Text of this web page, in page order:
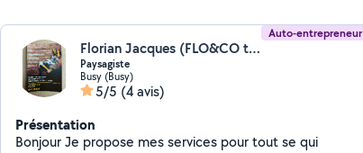
Auto-entrepreneur
Florian Jacques (FLO&CO travaux)
Paysagiste
Busy (Busy)
5/5 (4 avis)
Présentation
Bonjour Je propose mes services pour tout se qui